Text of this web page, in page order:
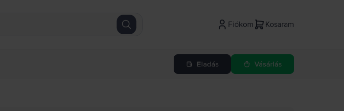
Fiókom Kosaram
Eladás Vásárlás